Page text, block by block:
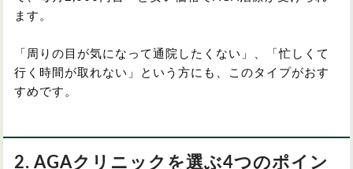
ます。
「周りの目が気になって通院したくない」、「忙しくて
行く時間が取れない」という方にも、このタイプがおす
すめです。
2. AGAクリニックを選ぶ4つのポイン